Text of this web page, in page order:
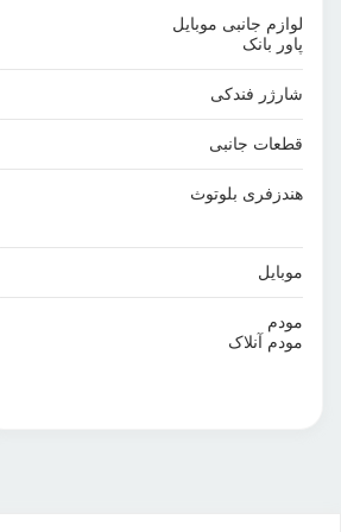
لوازم جانبی موبایل
پاور بانک
شارژر فندکی
قطعات جانبی
هندزفری بلوتوث
موبایل
مودم
مودم آنلاک